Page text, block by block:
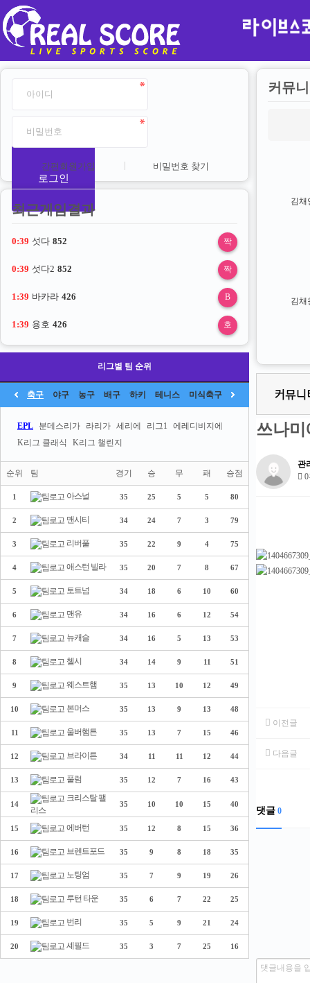
로그인
간편회원가입 비밀번호 찾기
최근게임결과
0:38 섯다 852 짝
0:38 섯다2 852 짝
1:38 바카라 426 B
1:38 용호 426 호
리그별 팀 순위
축구 야구 농구 배구 하키 테니스 미식축구
EPL 분데스리가 라리가 세리에 리그1
에레디비지에
K리그 클래식
K리그 챌린지
순위 팀 경기 승 무 패 승점
1 아스널 35 25 5 5 80
2 맨시티 34 24 7 3 79
3 리버풀 35 22 9 4 75
4 애스턴 빌라 35 20 7 8 67
5 토트넘 34 18 6 10 60
6 맨유 34 16 6 12 54
7 뉴캐슬 34 16 5 13 53
8 첼시 34 14 9 11 51
9 웨스트햄 35 13 10 12 49
10 본머스 35 13 9 13 48
11 울버햄튼 35 13 7 15 46
12 브라이튼 34 11 11 12 44
13 풀럼 35 12 7 16 43
14
크리스탈 팰
리스
35 10 10 15 40
15 에버턴 35 12 8 15 36
16 브렌트포드 35 9 8 18 35
17 노팅엄 35 7 9 19 26
18 루턴 타운 35 6 7 22 25
19 번리 35 5 9 21 24
20 셰필드 35 3 7 25 16
커뮤
김채
김채
쓰나
관
이전글
다음글
댓글 0